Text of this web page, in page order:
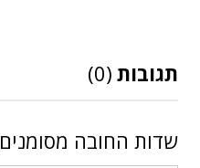
תגובות (0)
שדות החובה מסומנים